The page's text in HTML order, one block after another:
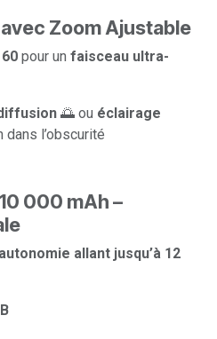
Zoom Ajustable
pour un faisceau ultra-
🌅 ou éclairage
dans l’obscurité
000 mAh –
autonomie allant jusqu’à 12